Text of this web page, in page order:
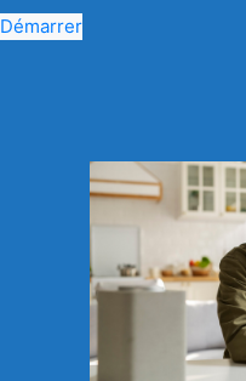
Démarrer